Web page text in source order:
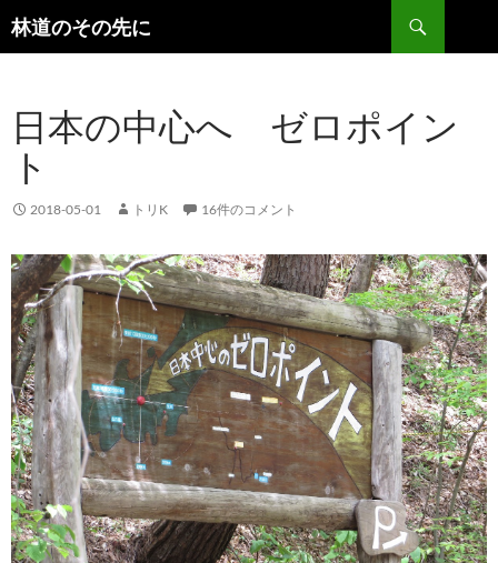
林道のその先に
検
索
ン
ツ
ス
キ
プ
日本の中心へ ゼロポイン
ト
2018-05-01 トリK 16件のコメント